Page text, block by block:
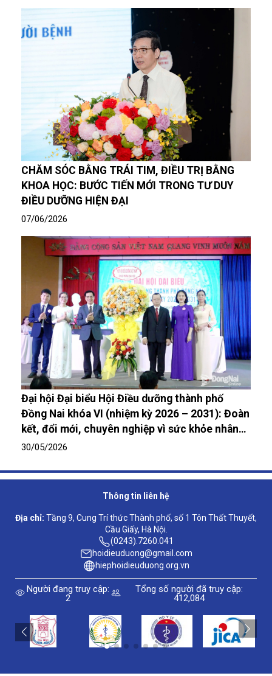
CHĂM SÓC BẰNG TRÁI TIM, ĐIỀU TRỊ BẰNG
KHOA HỌC: BƯỚC TIẾN MỚI TRONG TƯ DUY
ĐIỀU DƯỠNG HIỆN ĐẠI
07/06/2026
Đại hội Đại biểu Hội Điều dưỡng thành phố
Đồng Nai khóa VI (nhiệm kỳ 2026 – 2031): Đoàn
kết, đổi mới, chuyên nghiệp vì sức khỏe nhân
dân
30/05/2026
Thông tin liên hệ
Địa chỉ: Tầng 9, Cung Trí thức Thành phố, số 1 Tôn Thất Thuyết,
Cầu Giấy, Hà Nội.
(0243).7260.041
hoidieuduong@gmail.com
hiephoidieuduong.org.vn
Người đang truy cập:
2
Tổng số người đã truy cập:
412,084